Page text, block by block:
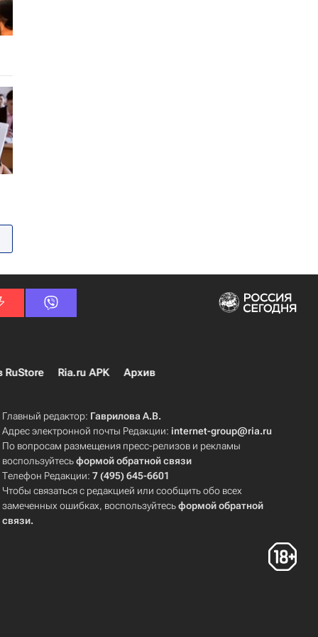
RuStore Ria.ru APK Архив
Главный редактор: Гаврилова А.В.
Адрес электронной почты Редакции:internet-group@ria.ru
По вопросам размещения пресс-релизов и рекламы
воспользуйтесьформой обратной связи
Телефон Редакции:7 (495) 645-6601
Чтобы связаться с редакцией или сообщить обо всех
замеченных ошибках, воспользуйтесьформой обратной
связи.